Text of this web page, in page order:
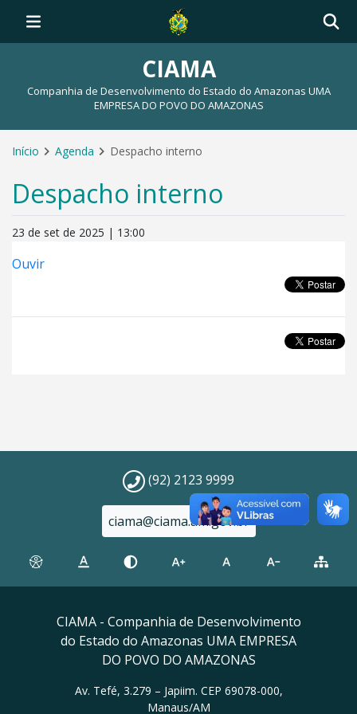
CIAMA
Companhia de Desenvolvimento do Estado do Amazonas UMA
EMPRESA DO POVO DO AMAZONAS
Início Agenda Despacho interno
Despacho interno
23 de set de 2025 | 13:00
Ouvir
(92) 2123 9999
ciama@ciama.am.gov.br
CIAMA - Companhia de Desenvolvimento
do Estado do Amazonas UMA EMPRESA
DO POVO DO AMAZONAS
Av. Tefé, 3.279 – Japiim. CEP 69078-000,
Manaus/AM